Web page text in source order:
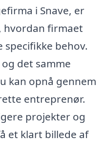
i Snave, er
hvordan firmaet
specifikke behov.
det samme
kan opnå gennem
entreprenør.
projekter og
et klart billede af